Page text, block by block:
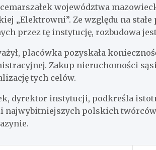
województwa
„Elektrowni”. Ze względu na
przez tę instytucję, rozbudowa
placówka pozyskała
Zakup nieruchomości
tych celów.
dyrektor instytucji, podkreśla
najwybitniejszych polskich